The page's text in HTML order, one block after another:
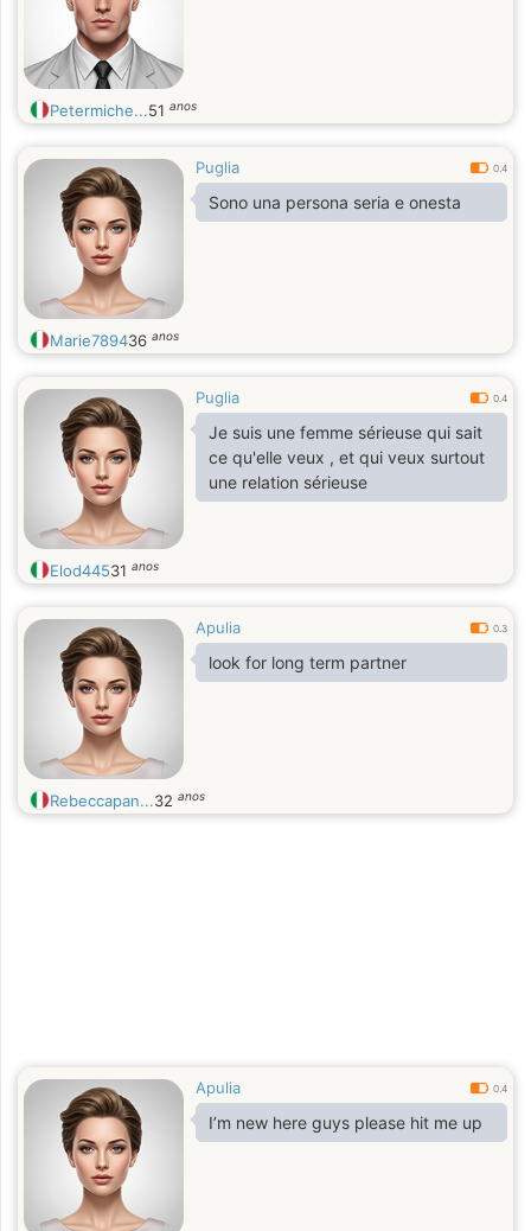
Petermiche...51 anos
Puglia 0.4
Sono una persona seria e onesta
Marie789436 anos
Puglia 0.4
Je suis une femme sérieuse qui sait
ce qu'elle veux , et qui veux surtout
une relation sérieuse
Elod44531 anos
Apulia 0.3
look for long term partner
Rebeccapan...32 anos
Apulia 0.4
I’m new here guys please hit me up